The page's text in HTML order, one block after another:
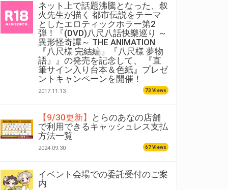
ネット上で話題沸騰となった、叙
火先生が描く 都市伝説をテーマ
としたエロティックホラー第2
弾！『(DVD)八尺八話快樂巡り ～
異形怪奇譚～ THE ANIMATION
『八尺様 完結編』『八尺様 夢物
語』』の発売を記念して、 『直
筆サイン入り台本＆色紙』プレゼ
ントキャンペーンを開催！
2017.11.13 73 Views
【9/30更新】
とらのあなの店舗
で利用できるキャッシュレス支払
方法一覧
2024.09.30 67 Views
イベント会場での委託受付のご案
内